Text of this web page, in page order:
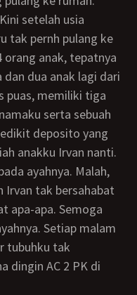
setelah usia
tak pernh pulang ke
anak, tepatnya
dua anak lagi dari
puas, memiliki tiga
serta sebuah
deposito yang
anakku Irvan nanti.
Irvan tak bersahabat
apa-apa. Semoga
Setiap malam
tubuhku tak
dingin AC 2 PK di